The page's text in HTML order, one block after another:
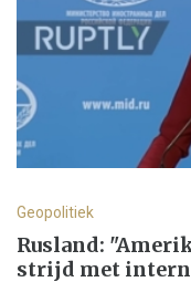
Geopolitiek
Rusland:
strijd met